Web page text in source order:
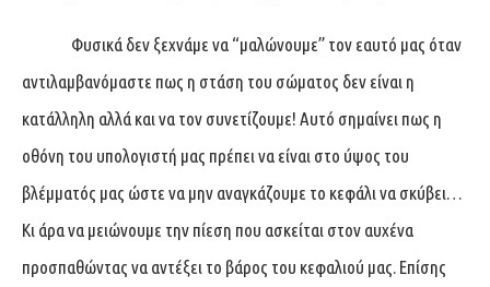
Φυσικά δεν ξεχνάμε να “μαλώνουμε” τον εαυτό μας όταν
αντιλαμβανόμαστε πως η στάση του σώματος δεν είναι η
κατάλληλη αλλά και να τον συνετίζουμε! Αυτό σημαίνει πως η
οθόνη του υπολογιστή μας πρέπει να είναι στο ύψος του
βλέμματός μας ώστε να μην αναγκάζουμε το κεφάλι να σκύβει…
Κι άρα να μειώνουμε την πίεση που ασκείται στον αυχένα
προσπαθώντας να αντέξει το βάρος του κεφαλιού μας. Επίσης